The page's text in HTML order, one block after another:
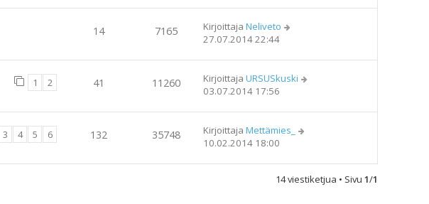
14 7165 Kirjoittaja Neliveto
27.07.2014 22:44
1 2 41 11260 Kirjoittaja URSUSkuski
03.07.2014 17:56
3 4 5 6 132 35748 Kirjoittaja Mettämies_
10.02.2014 18:00
14 viestiketjua • Sivu 1/1